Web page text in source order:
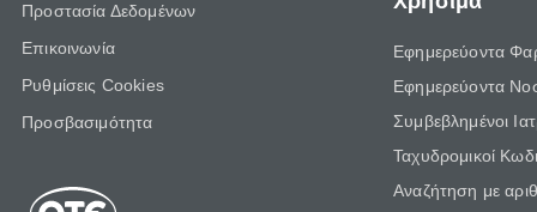
Προστασία Δεδομένων
Επικοινωνία
Ρυθμίσεις Cookies
Προσβασιμότητα
Εφημερεύοντα
Εφημερεύοντα
Συμβεβλημένοι
Ταχυδρομικοί
Αναζήτηση με